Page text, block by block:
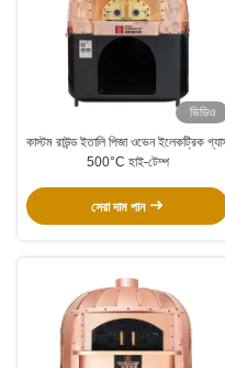
ভিডিও
কাস্টম রাউন্ড ইতালি পিজা ওভেন ইলেকট্রিক
500°C হাই-টেম্প
সেরা দাম পান